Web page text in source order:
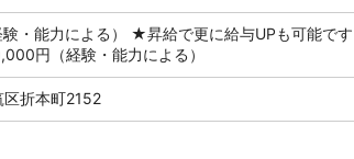
・能力による） ★昇給で更に給与UPも可能で
円（経験・能力による）
折本町2152